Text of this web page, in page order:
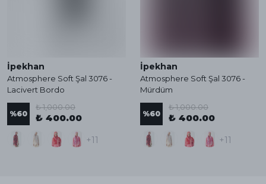
İpekhan
Atmosphere Soft Şal 3076 -
Lacivert Bordo
%60
₺ 1,000.00
₺ 400.00
+11
İpekhan
Atmosphere Soft Şal 3076 -
Mürdüm
%60
₺ 1,000.00
₺ 400.00
+11